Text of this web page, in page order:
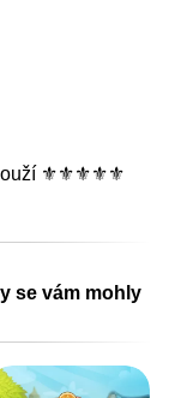
⚜️⚜️⚜️⚜️⚜️
se vám mohly